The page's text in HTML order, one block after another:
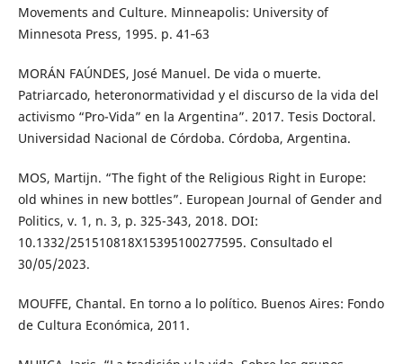
Movements and Culture. Minneapolis: University of
Minnesota Press, 1995. p. 41‑63
MORÁN FAÚNDES, José Manuel. De vida o muerte.
Patriarcado, heteronormatividad y el discurso de la vida del
activismo “Pro-Vida” en la Argentina”. 2017. Tesis Doctoral.
Universidad Nacional de Córdoba. Córdoba, Argentina.
MOS, Martijn. “The fight of the Religious Right in Europe:
old whines in new bottles”. European Journal of Gender and
Politics, v. 1, n. 3, p. 325-343, 2018. DOI:
10.1332/251510818X15395100277595. Consultado el
30/05/2023.
MOUFFE, Chantal. En torno a lo político. Buenos Aires: Fondo
de Cultura Económica, 2011.